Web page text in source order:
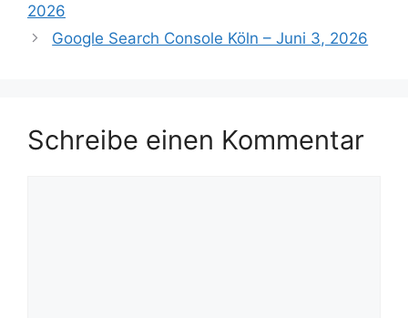
2026
Google Search Console Köln – Juni 3, 2026
Schreibe einen Kommentar